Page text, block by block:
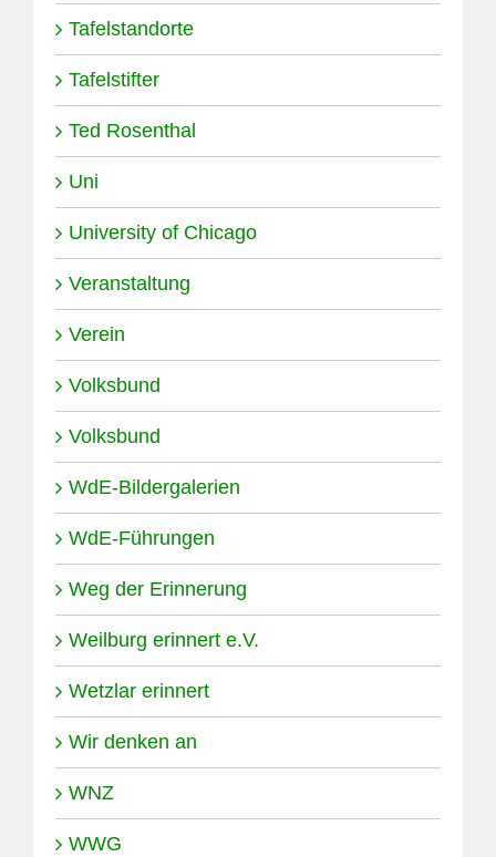
Tafelstandorte
Tafelstifter
Ted Rosenthal
Uni
University of Chicago
Veranstaltung
Verein
Volksbund
Volksbund
WdE-Bildergalerien
WdE-Führungen
Weg der Erinnerung
Weilburg erinnert e.V.
Wetzlar erinnert
Wir denken an
WNZ
WWG